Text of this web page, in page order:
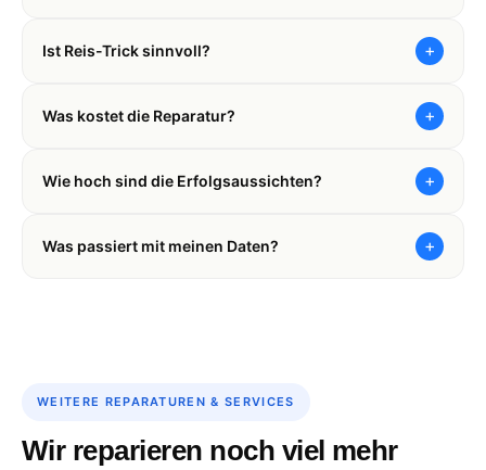
Ist Reis-Trick sinnvoll? +
Was kostet die Reparatur? +
Wie hoch sind die Erfolgsaussichten? +
Was passiert mit meinen Daten? +
WEITERE REPARATUREN & SERVICES
Wir reparieren noch viel mehr